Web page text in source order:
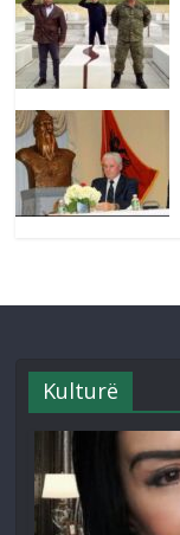
Kulturë